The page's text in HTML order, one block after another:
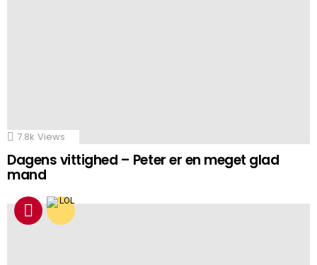
7.8k Views
Dagens vittighed – Peter er en meget glad
mand